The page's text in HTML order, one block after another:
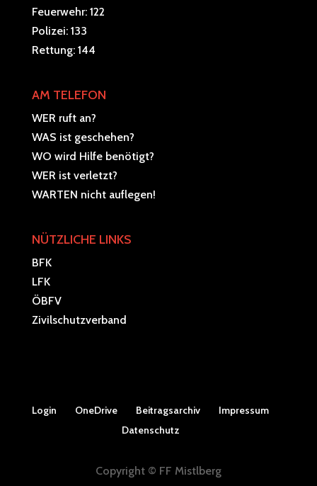
Feuerwehr: 122
Polizei: 133
Rettung: 144
AM TELEFON
WER ruft an?
WAS ist geschehen?
WO wird Hilfe benötigt?
WER ist verletzt?
WARTEN nicht auflegen!
NÜTZLICHE LINKS
BFK
LFK
ÖBFV
Zivilschutzverband
Login OneDrive Beitragsarchiv
Impressum
Datenschutz
Copyright © FF Mistlberg